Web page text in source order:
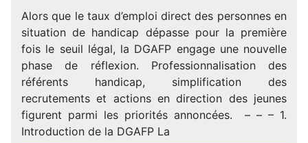
Alors que le taux d’emploi direct des personnes en
situation de handicap dépasse pour la première
fois le seuil légal, la DGAFP engage une nouvelle
phase de réflexion. Professionnalisation des
référents handicap, simplification des
recrutements et actions en direction des jeunes
figurent parmi les priorités annoncées. – – – 1.
Introduction de la DGAFP La